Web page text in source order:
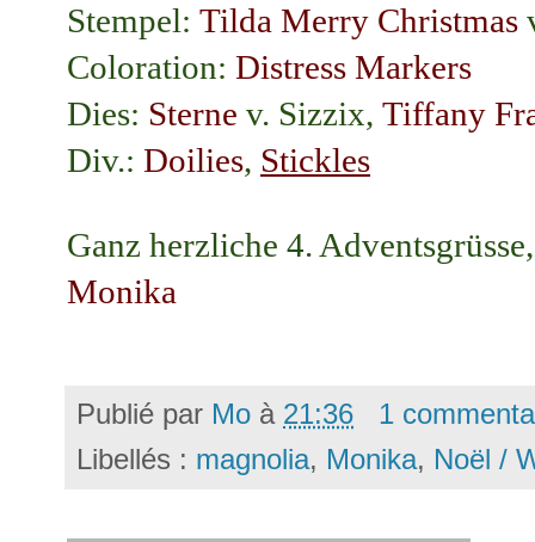
Stempel: Tilda Merry Christmas
Coloration: Distress Markers
Dies: Sterne v. Sizzix, Tiffany
Div.: Doilies, Stickles
Ganz herzliche 4. Adventsgrüsse,
Monika
Publié par Mo à 21:36
1
Libellés : magnolia, Monika, Noël /